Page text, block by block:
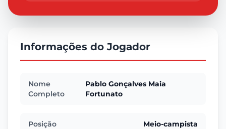
Informações do Jogador
Nome
Completo
Pablo Gonçalves Maia
Fortunato
Posição Meio-campista